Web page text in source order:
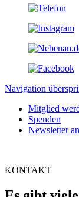
Navigation
Mitglied
Spenden
Newsletter
KONTAKT